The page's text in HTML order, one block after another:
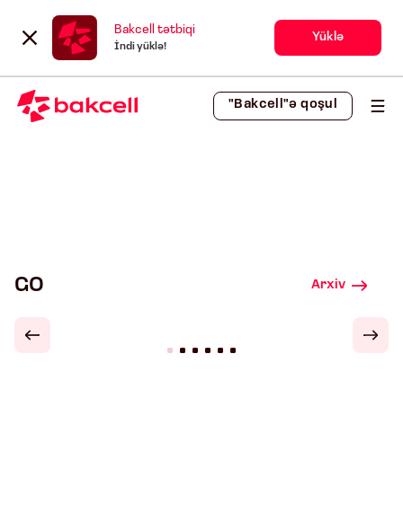
Bakcell tətbiqi
İndi yüklə!
Yüklə
"Bakcell"ə qoşul
GO Arxiv